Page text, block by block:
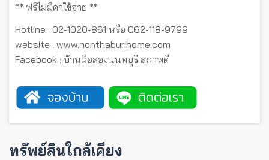
** ฟรีไม่มีค่าใช้จ่าย **
Hotline : 02-1020-861 หรือ 062-118-9799
website : www.nonthaburihome.com
Facebook : บ้านมือสองนนทบุรี สภาพดี
ทรัพย์สินใกล้เคียง